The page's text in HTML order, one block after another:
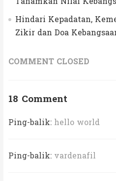
Hindari Kepadatan,
Zikir dan Doa
COMMENT CLOSED
18 Comment
Ping-balik: hello world
Ping-balik: vardenafil